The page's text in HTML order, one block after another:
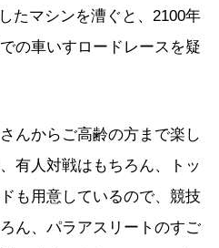
たマシンを漕ぐと、2100年
の車いすロードレースを疑
んからご高齢の方まで楽し
有人対戦はもちろん、トッ
も用意しているので、競技
ん、パラアスリートのすご